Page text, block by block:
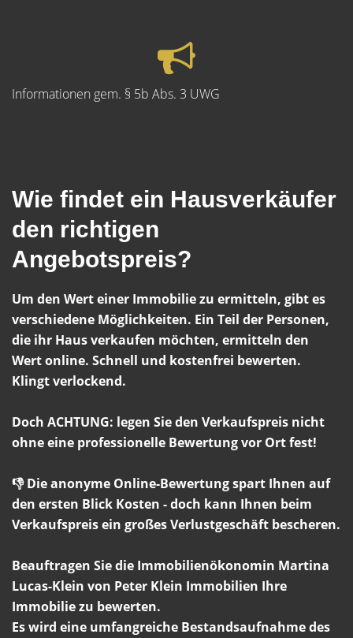
Informationen gem. § 5b Abs. 3 UWG
Wie findet ein Hausverkäufer
den richtigen
Angebotspreis?
Um den Wert einer Immobilie zu ermitteln, gibt es
verschiedene Möglichkeiten. Ein Teil der Personen,
die ihr Haus verkaufen möchten, ermitteln den
Wert online. Schnell und kostenfrei bewerten.
Klingt verlockend.
Doch ACHTUNG: legen Sie den Verkaufspreis nicht
ohne eine professionelle Bewertung vor Ort fest!
👎 Die anonyme Online-Bewertung spart Ihnen auf
den ersten Blick Kosten - doch kann Ihnen beim
Verkaufspreis ein großes Verlustgeschäft bescheren.
Beauftragen Sie die Immobilienökonomin Martina
Lucas-Klein von Peter Klein Immobilien Ihre
Immobilie zu bewerten.
Es wird eine umfangreiche Bestandsaufnahme des